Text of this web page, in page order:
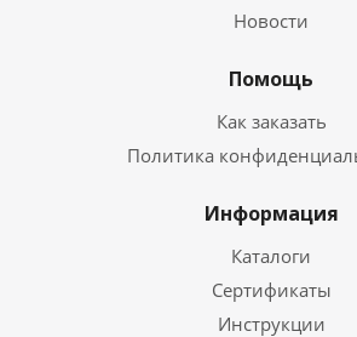
Новости
Помощь
Как заказать
Политика
Информация
Каталоги
Сертификаты
Инструкции